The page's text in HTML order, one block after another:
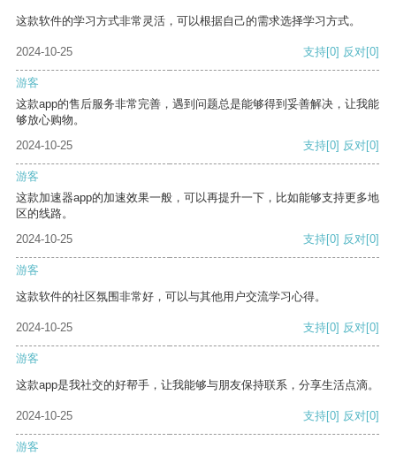
这款软件的学习方式非常灵活，可以根据自己的需求选择学习方式。
2024-10-25 支持[0] 反对[0]
游客
这款app的售后服务非常完善，遇到问题总是能够得到妥善解决，让我能
够放心购物。
2024-10-25
支持[0] 反对[0]
游客
这款加速器app的加速效果一般，可以再提升一下，比如能够支持更多地
区的线路。
2024-10-25
支持[0] 反对[0]
游客
这款软件的社区氛围非常好，可以与其他用户交流学习心得。
2024-10-25 支持[0] 反对[0]
游客
这款app是我社交的好帮手，让我能够与朋友保持联系，分享生活点滴。
2024-10-25 支持[0] 反对[0]
游客